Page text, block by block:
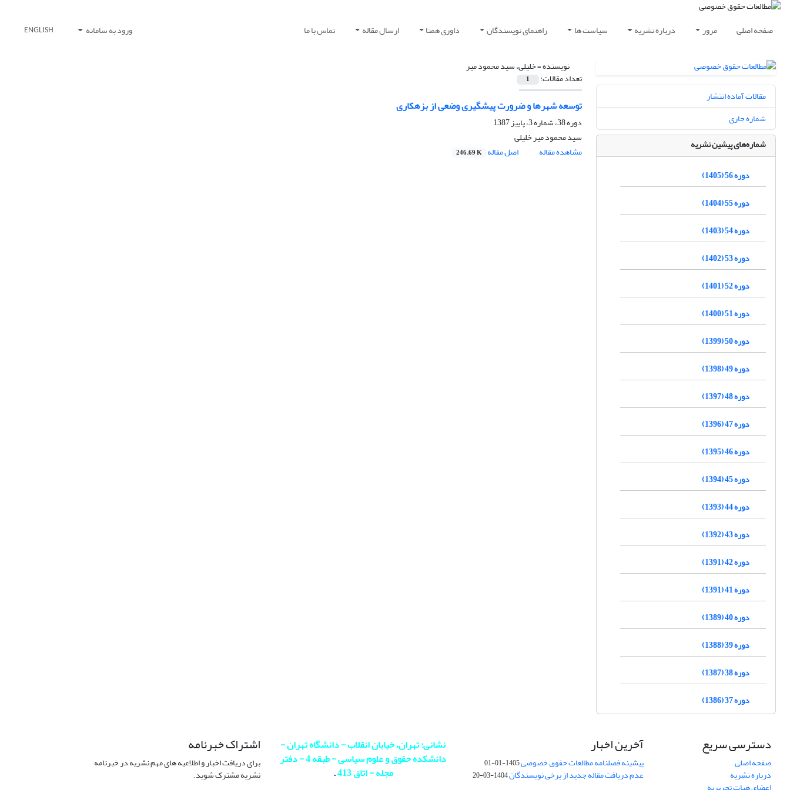
صفحه اصلی مرور درباره نشریه سیاست ها راهنمای نویسندگان داوری همتا ارسال مقاله تماس با ما ورود به سامانه ENGLISH
نویسنده =خلیلی، سید محمود میر
تعداد مقالات: 1
توسعه شهرها و ضرورت پیشگیری وضعی از بزهکاری
دوره 38، شماره 3، پاییز 1387
سید محمود میر خلیلی
مشاهده مقاله
اصل مقاله 246.69 K
مقالات آماده انتشار
شماره جاری
شماره‌های پیشین نشریه
دوره 56 (1405)
دوره 55 (1404)
دوره 54 (1403)
دوره 53 (1402)
دوره 52 (1401)
دوره 51 (1400)
دوره 50 (1399)
دوره 49 (1398)
دوره 48 (1397)
دوره 47 (1396)
دوره 46 (1395)
دوره 45 (1394)
دوره 44 (1393)
دوره 43 (1392)
دوره 42 (1391)
دوره 41 (1391)
دوره 40 (1389)
دوره 39 (1388)
دوره 38 (1387)
دوره 37 (1386)
دسترسی سریع
صفحه اصلی
درباره نشریه
آخرین اخبار
پیشینه فصلنامه مطالعات حقوق خصوصی1405-01-01
عدم دریافت مقاله جدید از برخی نویسندگان1404-03-20
نشانی: تهران، خیابان انقلاب - دانشگاه تهران -
دانشکده حقوق و علوم سیاسی - طبقه 4 - دفتر
مجله - اتاق 413
.
اشتراک خبرنامه
برای دریافت اخبار و اطلاعیه های مهم نشریه در خبرنامه
نشریه مشترک شوید.